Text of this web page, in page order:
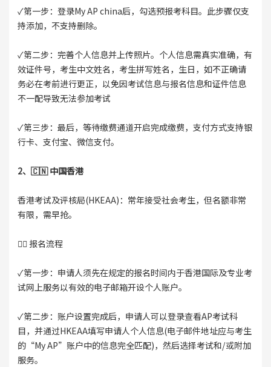
✓第一步：登录My AP china后，勾选预报考科目。此步骤仅支
持添加，不支持删除。
✓第二步：完善个人信息并上传照片。个人信息需真实准确，有
效证件号，考生中文姓名，考生拼写姓名，生日，如不正确请
务必在考前进行更正，以免因考试信息与报名信息和证件信息
不一配导致无法参加考试
✓第三步：最后，等待缴费通道开启完成缴费，支付方式支持银
行卡、支付宝、微信支付。
2、🇨🇳 中国香港
香港考试及评核局(HKEAA)：常年接受社会考生，但名额非常
有限，需早抢。
👉🏻 报名流程
✓第一步：申请人须先在规定的报名时间内于香港国际及专业考
试网上服务以有效的电子邮箱开设个人账户。
✓第二步：账户设置完成后，申请人可以登录查看AP考试科
目，并通过HKEAA填写申请人个人信息(电子邮件地址应与考生
的“My AP”账户中的信息完全匹配)，然后选择考试和/或附加
服务。